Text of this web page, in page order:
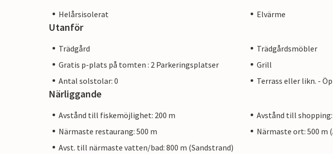
Helårsisolerat Elvärme
Utanför
Trädgård
Trädgårdsmöbler
Gratis p-plats på tomten : 2 Parkeringsplatser
Grill
Antal solstolar: 0
Terrass eller likn. -
Närliggande
Avstånd till fiskemöjlighet: 200 m
Avstånd till shopping:
Närmaste restaurang: 500 m
Närmaste ort: 500 m
Avst. till närmaste vatten/bad: 800 m (Sandstrand)